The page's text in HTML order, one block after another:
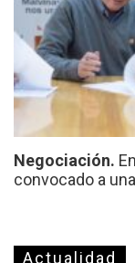
Negociación.
convocado a
Actualidad